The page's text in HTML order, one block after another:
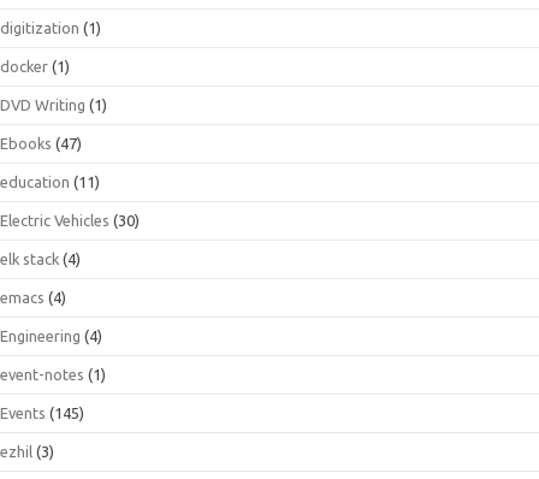
digitization (1)
docker (1)
DVD Writing (1)
Ebooks (47)
education (11)
Electric Vehicles (30)
elk stack (4)
emacs (4)
Engineering (4)
event-notes (1)
Events (145)
ezhil (3)